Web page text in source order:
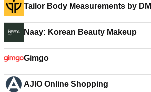
Tailor Body Measurements by DM
Naay: Korean Beauty Makeup
Gimgo
AJIO Online Shopping